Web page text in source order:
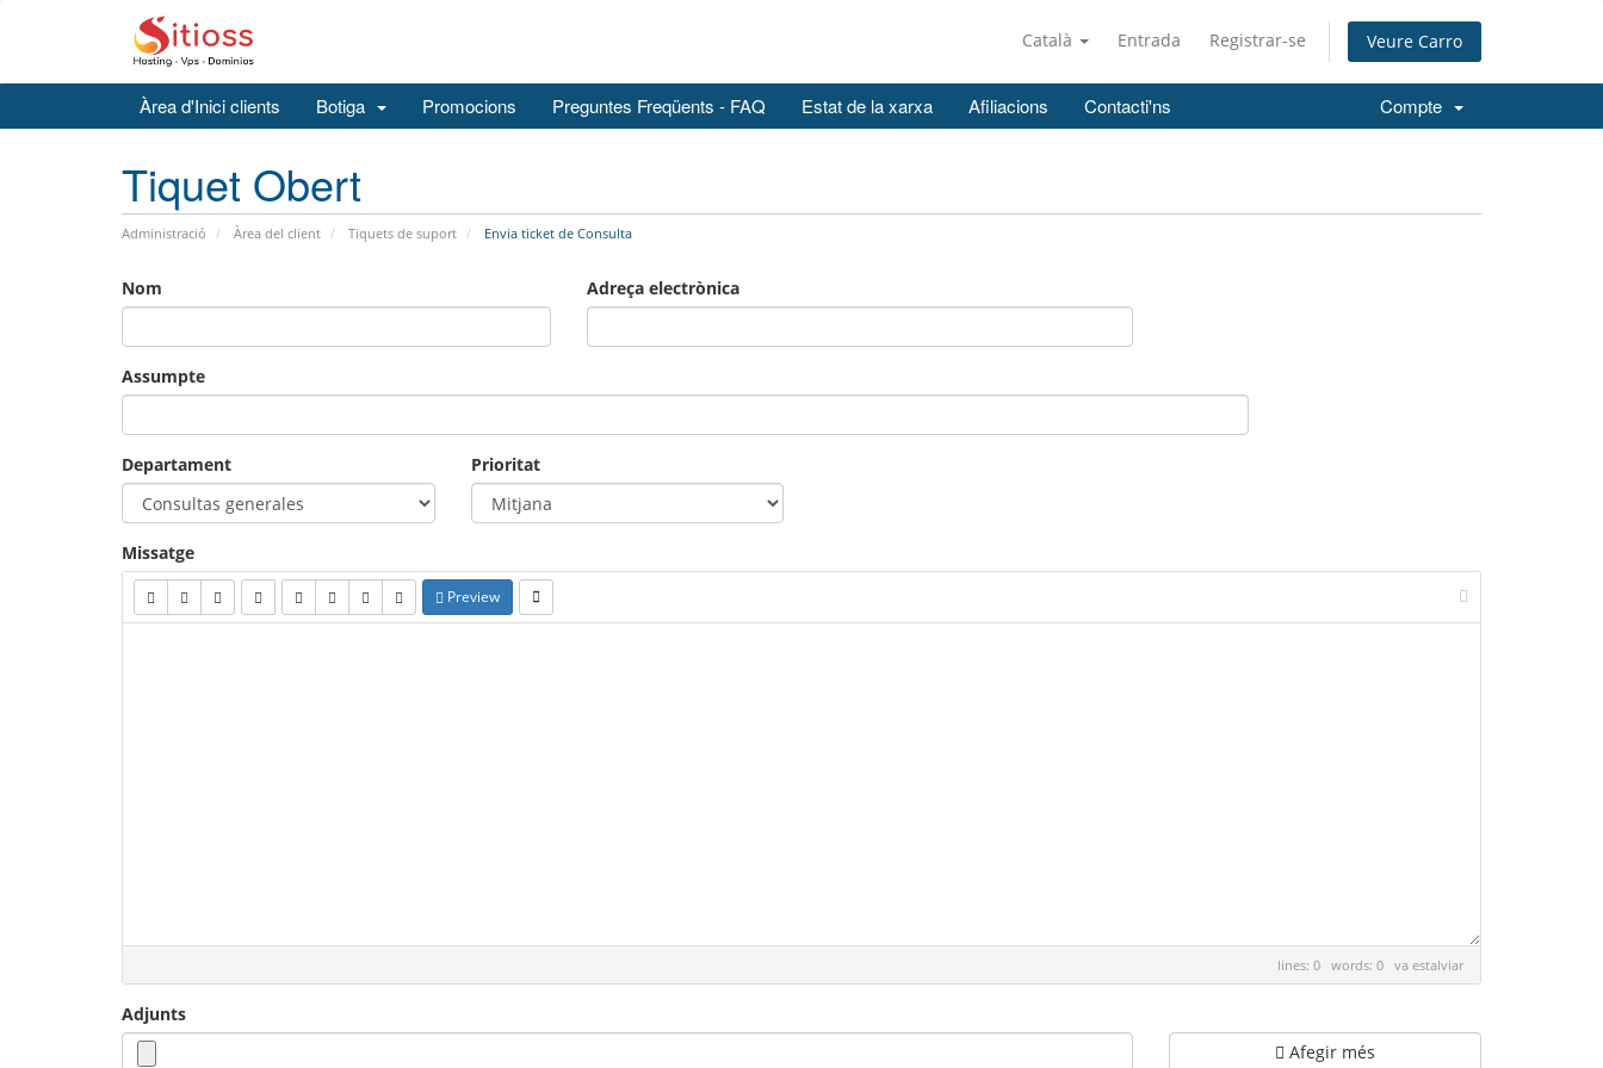
Català Entrada Registrar-se Veure Carro
Àrea d'Inici clients Botiga Promocions Preguntes Freqüents - FAQ Estat de la xarxa Afiliacions Contacti'ns Compte
Tiquet Obert
Administració Àrea del client Tiquets de suport Envia ticket de Consulta
Nom Adreça electrònica
Assumpte
Departament Prioritat
Missatge
Preview
lines: 0 words: 0 va estalviar
Adjunts
Afegir més